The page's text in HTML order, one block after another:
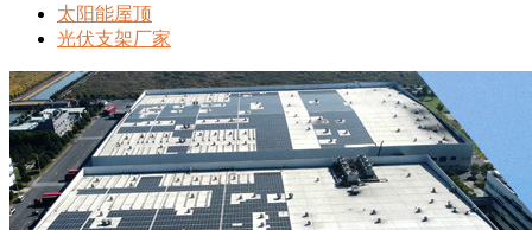
太阳能屋顶
光伏支架厂家